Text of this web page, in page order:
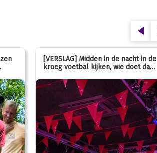
[VERSLAG] Midden in de nacht in de
kroeg voetbal kijken, wie doet dan